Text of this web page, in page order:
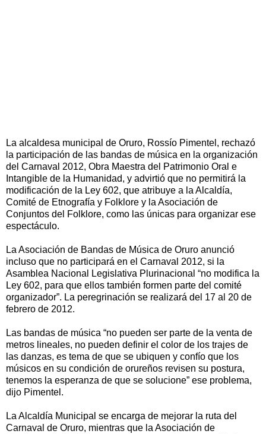
La alcaldesa municipal de Oruro, Rossío Pimentel, rechazó
la participación de las bandas de música en la organización
del Carnaval 2012, Obra Maestra del Patrimonio Oral e
Intangible de la Humanidad, y advirtió que no permitirá la
modificación de la Ley 602, que atribuye a la Alcaldía,
Comité de Etnografía y Folklore y la Asociación de
Conjuntos del Folklore, como las únicas para organizar ese
espectáculo.
La Asociación de Bandas de Música de Oruro anunció
incluso que no participará en el Carnaval 2012, si la
Asamblea Nacional Legislativa Plurinacional “no modifica la
Ley 602, para que ellos también formen parte del comité
organizador”. La peregrinación se realizará del 17 al 20 de
febrero de 2012.
Las bandas de música “no pueden ser parte de la venta de
metros lineales, no pueden definir el color de los trajes de
las danzas, es tema de que se ubiquen y confío que los
músicos en su condición de orureños revisen su postura,
tenemos la esperanza de que se solucione” ese problema,
dijo Pimentel.
La Alcaldía Municipal se encarga de mejorar la ruta del
Carnaval de Oruro, mientras que la Asociación de